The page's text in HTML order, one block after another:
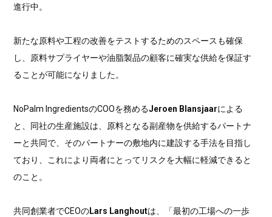
進行中。
新たな原料や工程の改善をテストするためのスペースも確保
し、原料サプライヤーや油脂製品の顧客に確実な供給を保証す
ることが可能になりました。
NoPalm IngredientsのCOOを務めるJeroen Blansjaarによる
と、同社の生産施設は、原料となる副産物を供給するパートナ
ーと共同で、そのパートナーの敷地内に建設する手法を目指し
ており、これにより両者にとってリスクを大幅に軽減できると
のこと。
共同創業者でCEOのLars Langhoutは、「最初の工場への一歩